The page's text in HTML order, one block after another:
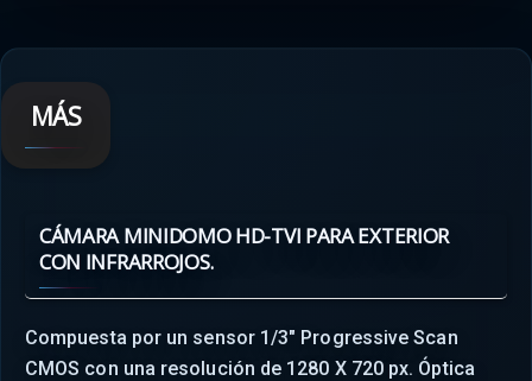
MÁS
CÁMARA MINIDOMO HD-TVI PARA EXTERIOR
CON INFRARROJOS.
Compuesta por un sensor 1/3" Progressive Scan
CMOS con una resolución de 1280 X 720 px. Óptica